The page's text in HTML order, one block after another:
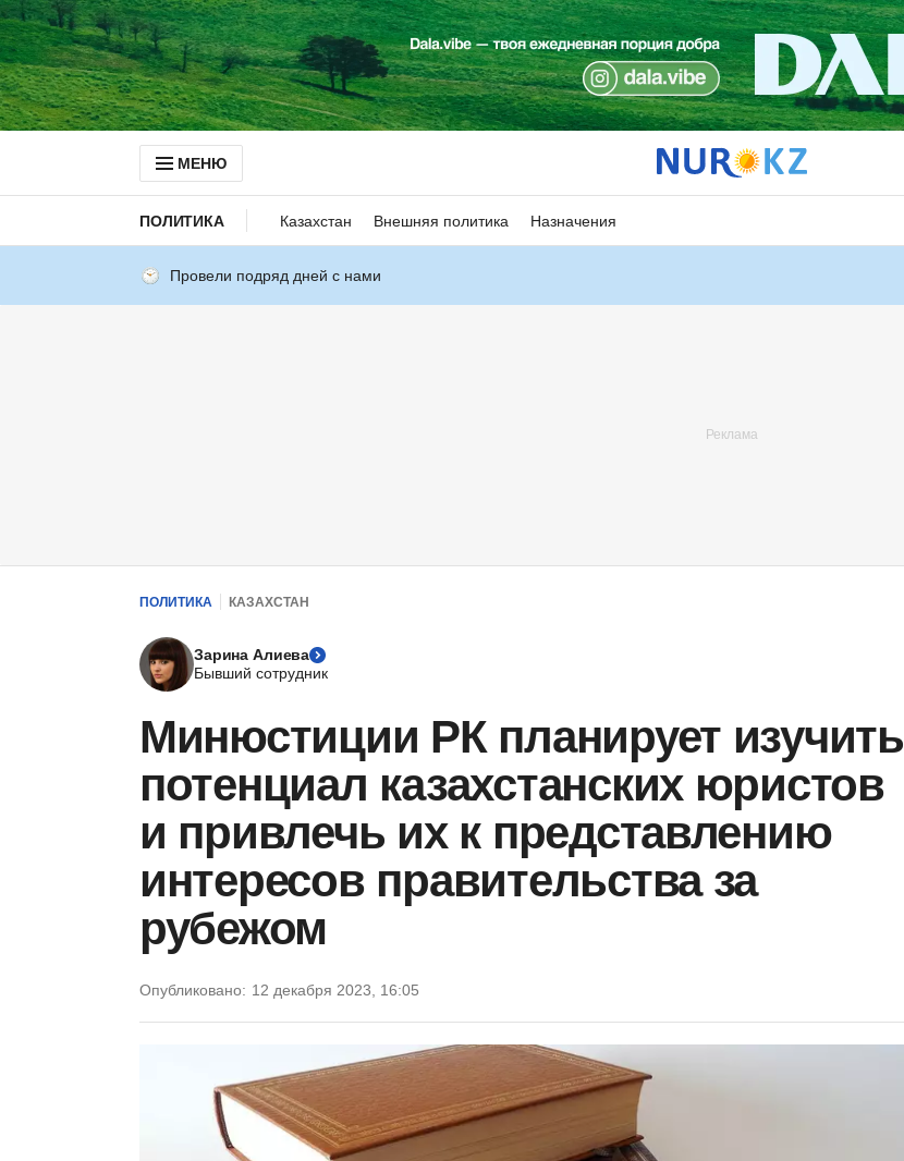
МЕНЮ
ПОЛИТИКА Казахстан Внешняя политика Назначения
Провели подряд дней с нами
ПОЛИТИКА КАЗАХСТАН
Зарина Алиева
Бывший сотрудник
Минюстиции РК планирует изучить
потенциал казахстанских юристов
и привлечь их к представлению
интересов правительства за
рубежом
Опубликовано: 12 декабря 2023, 16:05